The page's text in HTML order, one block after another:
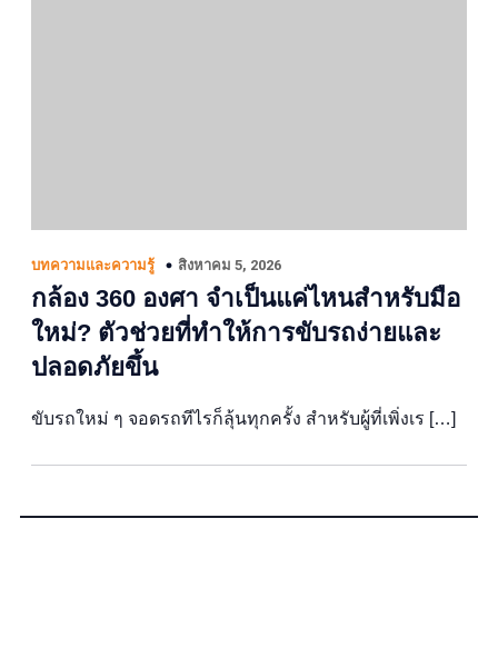
บทความและความรู้ สิงหาคม 5, 2026
กล้อง 360 องศา จำเป็นแค่ไหนสำหรับมือ
ใหม่? ตัวช่วยที่ทำให้การขับรถง่ายและ
ปลอดภัยขึ้น
ขับรถใหม่ ๆ จอดรถทีไรก็ลุ้นทุกครั้ง สำหรับผู้ที่เพิ่งเร […]